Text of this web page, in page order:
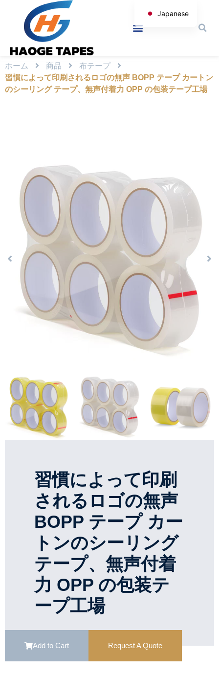
ホーム 商品
布テープ
習慣によって印刷されるロゴの無声 BOPP テープ カートン
のシーリング テープ、無声付着力 OPP の包装テープ工場
習慣によって印刷
されるロゴの無声
BOPP テープ カー
トンのシーリング
テープ、無声付着
力 OPP の包装テ
ープ工場
Add to Cart Request A Quote
Japanese
Arabic
Italian